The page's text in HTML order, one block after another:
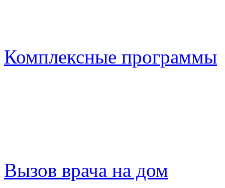
Комплексные программы
Вызов врача на дом